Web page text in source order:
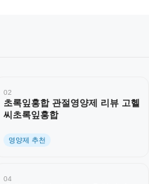
02
초록잎홍합 관절영양제 리뷰 고헬
씨초록잎홍합
영양제 추천
04